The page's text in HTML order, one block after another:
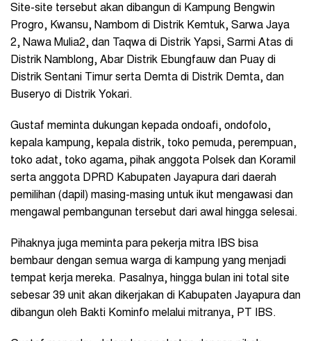
Site-site tersebut akan dibangun di Kampung Bengwin
Progro, Kwansu, Nambom di Distrik Kemtuk, Sarwa Jaya
2, Nawa Mulia2, dan Taqwa di Distrik Yapsi, Sarmi Atas di
Distrik Namblong, Abar Distrik Ebungfauw dan Puay di
Distrik Sentani Timur serta Demta di Distrik Demta, dan
Buseryo di Distrik Yokari.
Gustaf meminta dukungan kepada ondoafi, ondofolo,
kepala kampung, kepala distrik, toko pemuda, perempuan,
toko adat, toko agama, pihak anggota Polsek dan Koramil
serta anggota DPRD Kabupaten Jayapura dari daerah
pemilihan (dapil) masing-masing untuk ikut mengawasi dan
mengawal pembangunan tersebut dari awal hingga selesai.
Pihaknya juga meminta para pekerja mitra IBS bisa
bembaur dengan semua warga di kampung yang menjadi
tempat kerja mereka. Pasalnya, hingga bulan ini total site
sebesar 39 unit akan dikerjakan di Kabupaten Jayapura dan
dibangun oleh Bakti Kominfo melalui mitranya, PT IBS.